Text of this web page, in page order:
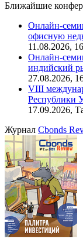
Ближайшие
Онлайн-
офисную
11.08.2026,
Онлайн-
индийский
27.08.2026,
VIII
Республики
17.09.2026,
Журнал Cbonds